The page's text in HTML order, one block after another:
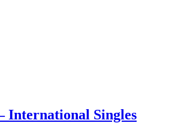
International Singles